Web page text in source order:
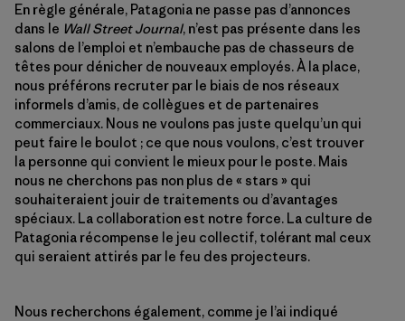
En règle générale, Patagonia ne passe pas d’annonces
dans le Wall Street Journal, n’est pas présente dans les
salons de l’emploi et n’embauche pas de chasseurs de
têtes pour dénicher de nouveaux employés. À la place,
nous préférons recruter par le biais de nos réseaux
informels d’amis, de collègues et de partenaires
commerciaux. Nous ne voulons pas juste quelqu’un qui
peut faire le boulot ; ce que nous voulons, c’est trouver
la personne qui convient le mieux pour le poste. Mais
nous ne cherchons pas non plus de « stars » qui
souhaiteraient jouir de traitements ou d’avantages
spéciaux. La collaboration est notre force. La culture de
Patagonia récompense le jeu collectif, tolérant mal ceux
qui seraient attirés par le feu des projecteurs.
Nous recherchons également, comme je l’ai indiqué